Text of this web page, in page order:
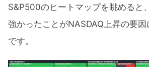
S&P500のヒートマップを眺めると
強かったことがNASDAQ上昇の要因
です。